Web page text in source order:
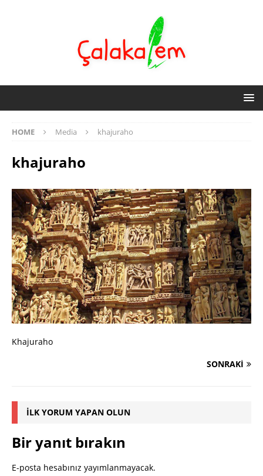
HOME Media khajuraho
khajuraho
Khajuraho
SONRAKI
İLK YORUM YAPAN OLUN
Bir yanıt bırakın
E-posta hesabınız yayımlanmayacak.